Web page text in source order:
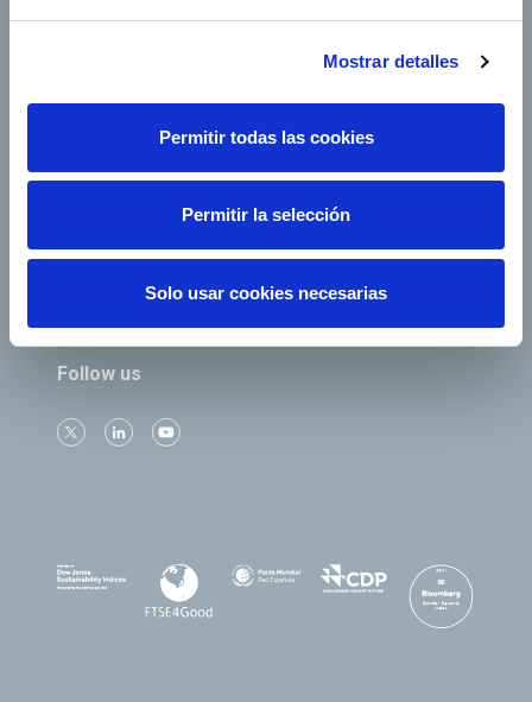
Mostrar detalles
Permitir todas las cookies
Permitir la selección
Solo usar cookies necesarias
investors
Suppliers
Contact
Our companies
Follow us